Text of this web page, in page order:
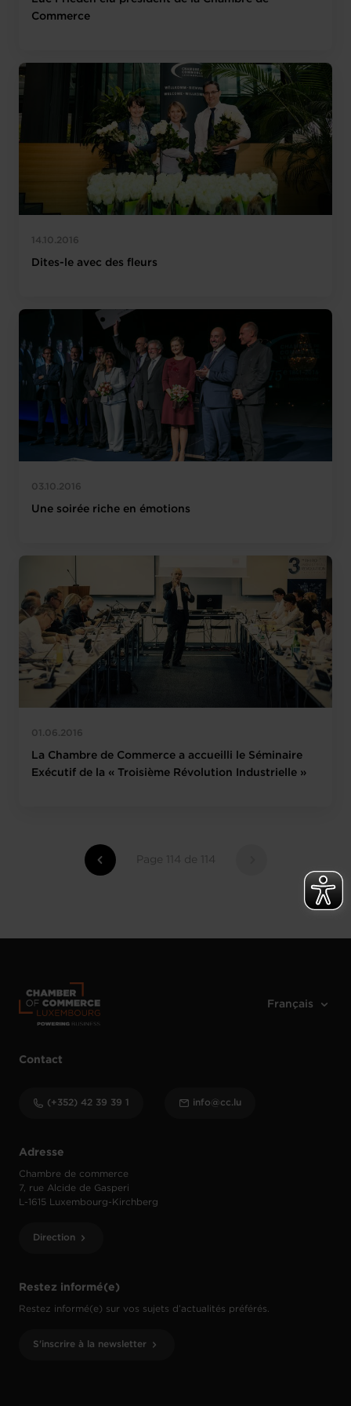
Commerce
14.10.2016
Dites-le avec des fleurs
03.10.2016
Une soirée riche en émotions
01.06.2016
La Chambre de Commerce a accueilli le Séminaire
Exécutif de la « Troisième Révolution Industrielle »
Page 114 de 114
Restez informé(e)
Restez informé(e) sur vos sujets d’actualités préférés.
S'inscrire à la newsletter
Adresse
Chambre de commerce
7, rue Alcide de Gasperi
L-1615 Luxembourg-Kirchberg
Direction
Contact
(+352) 42 39 39 1 info@cc.lu